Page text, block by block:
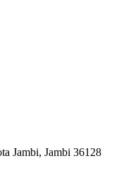
Jambi, Jambi 36128